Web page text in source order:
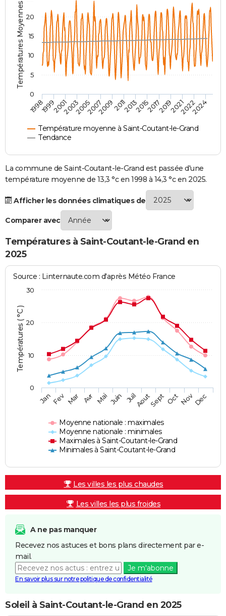
Destinations
City break
Voyage nature
Voyage de noces
Forum
Climat
PHOTO
GUIDES D'ACHAT
BONS PLANS
CARTE DE VOEUX
Carte de Noël
Carte Bonne année
Carte Saint-Valentin
Carte Pâques
Carte d'anniversaire
DICTIONNAIRE
Dictionnaire
Biographies
Citations
Expressions
Proverbes
PROGRAMME TV
COPAINS D'AVANT
S'inscrire
Se connecter
Lycées
Collèges
Primaires
Universités
Entreprises
Service militaire
Avis de recherche
AVIS DE DÉCÈS
FORUM
Températures Moyennes ( °C )
Température moyenne à Saint-Coutant-le-Grand
Tendance
199819992001200320052007200920112013201520172019202120222024
0
5
10
15
20
La commune de Saint-Coutant-le-Grand est passée d'une
température moyenne de 13,3 °c en 1998 à 14,3 °c en 2025.
Afficher les données climatiques de
Comparer avec
Températures à Saint-Coutant-le-Grand en
2025
Températures ( °C )
Source : Linternaute.com d'après Météo France
Moyenne nationale : maximales
Moyenne nationale : minimales
Maximales à Saint-Coutant-le-Grand
Minimales à Saint-Coutant-le-Grand
JanFev Mar Avr Mai Juin JuilAoutSept OctNovDec
0
10
20
30
Les villes les plus chaudes
Les villes les plus froides
A ne pas manquer
Recevez nos astuces et bons plans directement par e-
mail.
Je m'abonne
En savoir plus sur notre politique de confidentialité
Soleil à Saint-Coutant-le-Grand en 2025